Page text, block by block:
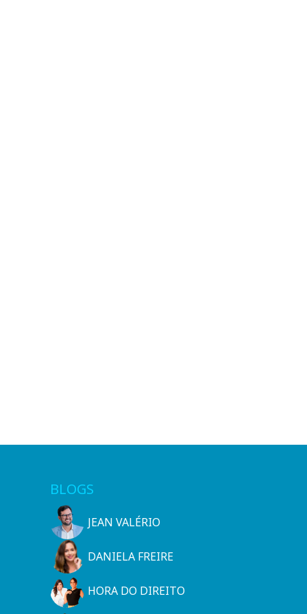
BLOGS
JEAN VALÉRIO
DANIELA FREIRE
HORA DO DIREITO